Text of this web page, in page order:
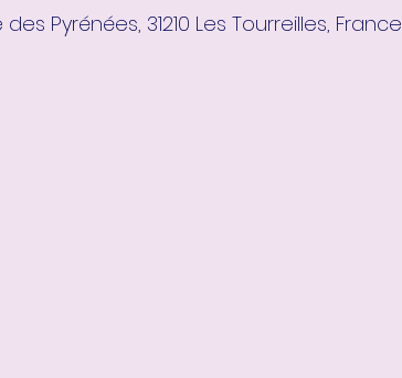
des Pyrénées, 31210 Les Tourreilles, France